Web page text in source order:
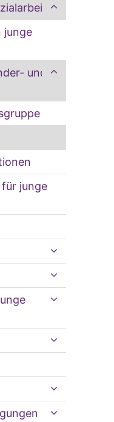
junge
und
junge